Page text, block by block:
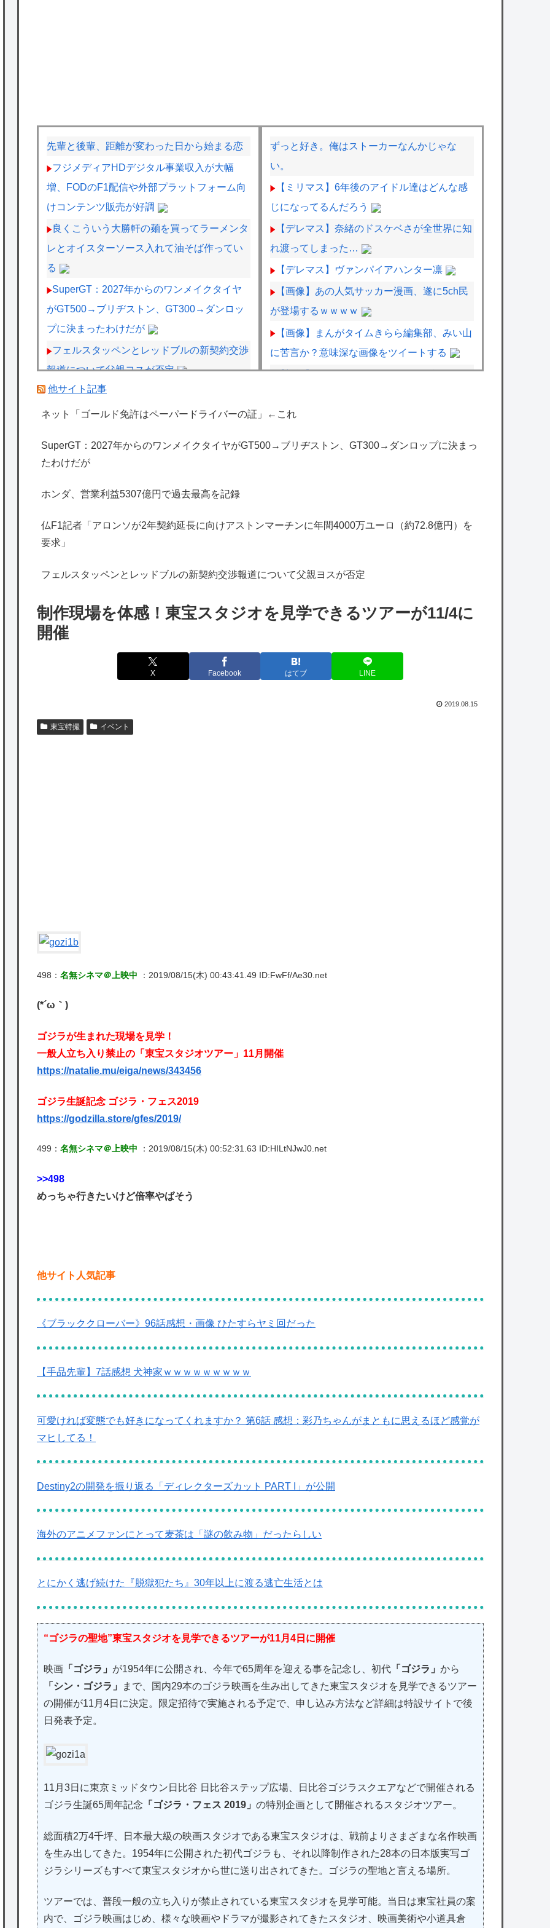
先輩と後輩、距離が変わった日から始まる恋
フジメディアHDデジタル事業収入が大幅
増、FODのF1配信や外部プラットフォーム向
けコンテンツ販売が好調
良くこういう大勝軒の麺を買ってラーメンタ
レとオイスターソース入れて油そば作ってい
る
SuperGT：2027年からのワンメイクタイヤ
がGT500→ブリヂストン、GT300→ダンロッ
プに決まったわけだが
フェルスタッペンとレッドブルの新契約交渉
報道について父親ヨスが否定
【正論】X民「真の弱者男性は恋愛ゲームと
かアニメ見てない。本当の闇を見せるね」
【速報】ジャンポケ斎藤、求刑7年で逝く。
【画像】絵師「印刷会社にゴミみたい印刷さ
炎上
出たあの親日経営者に海外が大騒ぎ
の為替介入再びで海外が大騒ぎ
韓国人「実は日本経済を支えて生かしている
のは韓国人である理由がこちら…」→「日本
も感謝してるらしい…（ﾌﾞﾙﾌﾞﾙ」＝韓国の反
海外「日本よ、お前がナンバーワンだ」 熊
本地震直後の日本の対応のスピードに世界が
★【ワートリ】2周目も全員でやる隊と分担
別課題消化時は別として
Powered by livedoor 相互RSS
ずっと好き。俺はストーカーなんかじゃな
い。
【ミリマス】6年後のアイドル達はどんな感
じになってるんだろう
【デレマス】奈緒のドスケベさが全世界に知
れ渡ってしまった…
【デレマス】ヴァンパイアハンター凛
【画像】あの人気サッカー漫画、遂に5ch民
が登場するｗｗｗｗ
【画像】まんがタイムきらら編集部、みい山
に苦言か？意味深な画像をツイートする
【朗報】ドラゴンボール超さん、再評価でう
【悲報】MAJOR2ndの佐藤寿也の息子、姑
けど基地航空の熟練度どうしてた？
【艦これ】みんなもう終わってそうだから聞
くんだけど E3-2ってサブの穴が空いてないダ
ど時間かかる？
キメラって倫理観無くせば普通に作れるん
他サイト記事
ネット「ゴールド免許はペーパードライバーの証」←これ
SuperGT：2027年からのワンメイクタイヤがGT500→ブリヂストン、GT300→ダンロップに決まっ
たわけだが
ホンダ、営業利益5307億円で過去最高を記録
仏F1記者「アロンソが2年契約延長に向けアストンマーチンに年間4000万ユーロ（約72.8億円）を
要求」
フェルスタッペンとレッドブルの新契約交渉報道について父親ヨスが否定
制作現場を体感！東宝スタジオを見学できるツアーが11/4に
開催
X Facebook はてブ LINE
2019.08.15
東宝特撮 イベント
498： 名無シネマ＠上映中 ：2019/08/15(木) 00:43:41.49 ID:FwFf/Ae30.net
(*´ω｀)
ゴジラが生まれた現場を見学！
一般人立ち入り禁止の「東宝スタジオツアー」11月開催
https://natalie.mu/eiga/news/343456
ゴジラ生誕記念 ゴジラ・フェス2019
https://godzilla.store/gfes/2019/
499： 名無シネマ＠上映中 ：2019/08/15(木) 00:52:31.63 ID:HILtNJwJ0.net
>>498
めっちゃ行きたいけど倍率やばそう
他サイト人気記事
《ブラッククローバー》96話感想・画像 ひたすらヤミ回だった
【手品先輩】7話感想 犬神家ｗｗｗｗｗｗｗｗｗ
可愛ければ変態でも好きになってくれますか？ 第6話 感想：彩乃ちゃんがまともに思えるほど感覚が
マヒしてる！
Destiny2の開発を振り返る「ディレクターズカット PART I」が公開
海外のアニメファンにとって麦茶は「謎の飲み物」だったらしい
とにかく逃げ続けた『脱獄犯たち』30年以上に渡る逃亡生活とは
“ゴジラの聖地”東宝スタジオを見学できるツアーが11月4日に開催
映画 「ゴジラ」 が1954年に公開され、今年で65周年を迎える事を記念し、初代 「ゴジラ」 から
「シン・ゴジラ」
まで、国内29本のゴジラ映画を生み出してきた東宝スタジオを見学できるツアー
の開催が11月4日に決定。限定招待で実施される予定で、申し込み方法など詳細は特設サイトで後
日発表予定。
11月3日に東京ミッドタウン日比谷 日比谷ステップ広場、日比谷ゴジラスクエアなどで開催される
ゴジラ生誕65周年記念 「ゴジラ・フェス 2019」 の特別企画として開催されるスタジオツアー。
総面積2万4千坪、日本最大級の映画スタジオである東宝スタジオは、戦前よりさまざまな名作映画
を生み出してきた。1954年に公開された初代ゴジラも、それ以降制作された28本の日本版実写ゴ
ジラシリーズもすべて東宝スタジオから世に送り出されてきた。ゴジラの聖地と言える場所。
ツアーでは、普段一般の立ち入りが禁止されている東宝スタジオを見学可能。当日は東宝社員の案
内で、ゴジラ映画はじめ、様々な映画やドラマが撮影されてきたスタジオ、映画美術や小道具倉